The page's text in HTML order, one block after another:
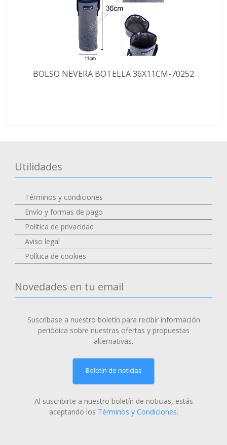
BOLSO NEVERA BOTELLA 36X11CM-70252
Utilidades
Términos y condiciones
Envío y formas de pago
Política de privacidad
Aviso legal
Política de cookies
Novedades en tu email
Suscríbase a nuestro boletín para recibir información
periódica sobre nuestras ofertas y propuestas
alternativas.
Boletín de noticias
Al suscribirte a nuestro boletín de noticias, estás
aceptando los Términos y Condiciones.